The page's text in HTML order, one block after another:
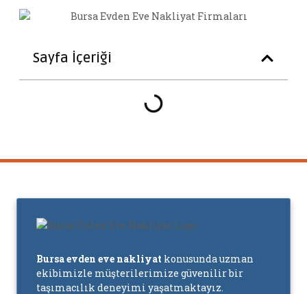
Sayfa İçeriği
Bursa evden eve nakliyat konusunda uzman
ekibimizle müşterilerimize güvenilir bir
taşımacılık deneyimi yaşatmaktayız.